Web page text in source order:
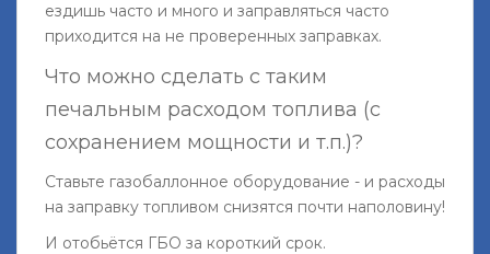
ездишь часто и много и заправляться часто
приходится на не проверенных заправках.
Что можно сделать с таким
печальным расходом топлива (с
сохранением мощности и т.п.)?
Ставьте газобаллонное оборудование - и расходы
на заправку топливом снизятся почти наполовину!
И отобьётся ГБО за короткий срок.